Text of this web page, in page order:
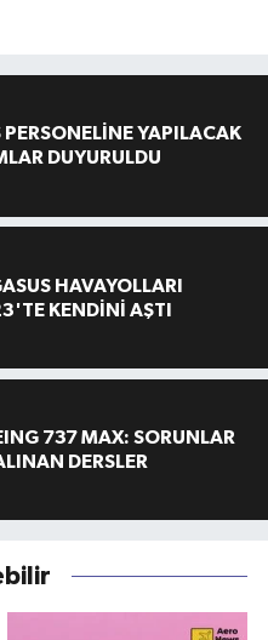
PERSONELİNE YAPILACAK
DUYURULDU
HAVAYOLLARI
KENDİNİ AŞTI
737 MAX: SORUNLAR
DERSLER